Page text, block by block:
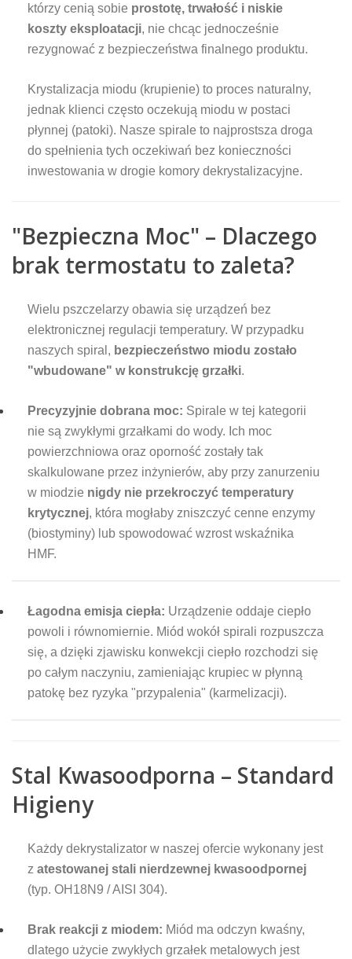
którzy cenią sobie prostotę, trwałość i niskie
koszty eksploatacji, nie chcąc jednocześnie
rezygnować z bezpieczeństwa finalnego produktu.
Krystalizacja miodu (krupienie) to proces naturalny,
jednak klienci często oczekują miodu w postaci
płynnej (patoki). Nasze spirale to najprostsza droga
do spełnienia tych oczekiwań bez konieczności
inwestowania w drogie komory dekrystalizacyjne.
"Bezpieczna Moc" – Dlaczego
brak termostatu to zaleta?
Wielu pszczelarzy obawia się urządzeń bez
elektronicznej regulacji temperatury. W przypadku
naszych spiral, bezpieczeństwo miodu zostało
"wbudowane" w konstrukcję grzałki.
Precyzyjnie dobrana moc: Spirale w tej kategorii
nie są zwykłymi grzałkami do wody. Ich moc
powierzchniowa oraz oporność zostały tak
skalkulowane przez inżynierów, aby przy zanurzeniu
w miodzie nigdy nie przekroczyć temperatury
krytycznej, która mogłaby zniszczyć cenne enzymy
(biostyminy) lub spowodować wzrost wskaźnika
HMF.
Łagodna emisja ciepła: Urządzenie oddaje ciepło
powoli i równomiernie. Miód wokół spirali rozpuszcza
się, a dzięki zjawisku konwekcji ciepło rozchodzi się
po całym naczyniu, zamieniając krupiec w płynną
patokę bez ryzyka "przypalenia" (karmelizacji).
Stal Kwasoodporna – Standard
Higieny
Każdy dekrystalizator w naszej ofercie wykonany jest
z atestowanej stali nierdzewnej kwasoodpornej
(typ. OH18N9 / AISI 304).
Brak reakcji z miodem: Miód ma odczyn kwaśny,
dlatego użycie zwykłych grzałek metalowych jest